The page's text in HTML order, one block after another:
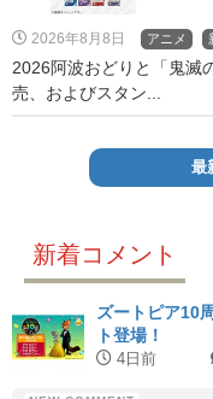
2026年8月8日 アニメ
2026阿波おどりと「鬼滅
売、およびスタン...
最
新着コメント
ズートピア10
ト登場！
4日前